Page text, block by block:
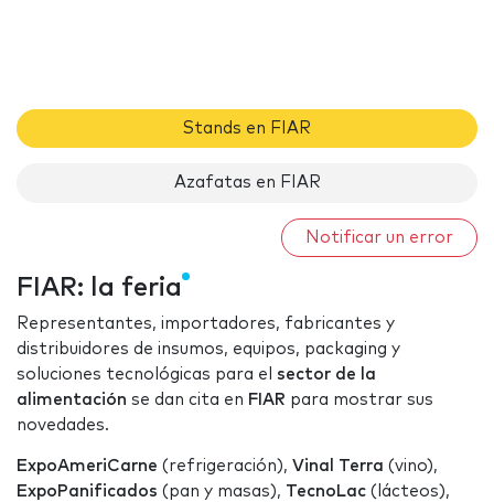
Stands en FIAR
Azafatas en FIAR
Notificar un error
FIAR: la feria
Representantes, importadores, fabricantes y
distribuidores de insumos, equipos, packaging y
soluciones tecnológicas para el sector de la
alimentación se dan cita en FIAR para mostrar sus
novedades.
ExpoAmeriCarne (refrigeración), Vinal Terra (vino),
ExpoPanificados (pan y masas), TecnoLac (lácteos),